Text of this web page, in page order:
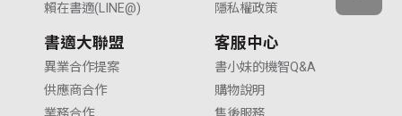
賴在書適(LINE@)
隱私權政策
書適大聯盟
異業合作提案
供應商合作
客服中心
書小妹的機智Q&A
購物說明